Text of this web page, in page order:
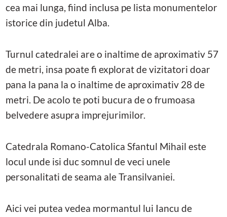
cea mai lunga, fiind inclusa pe lista monumentelor
istorice din judetul Alba.
Turnul catedralei are o inaltime de aproximativ 57
de metri, insa poate fi explorat de vizitatori doar
pana la pana la o inaltime de aproximativ 28 de
metri. De acolo te poti bucura de o frumoasa
belvedere asupra imprejurimilor.
Catedrala Romano-Catolica Sfantul Mihail este
locul unde isi duc somnul de veci unele
personalitati de seama ale Transilvaniei.
Aici vei putea vedea mormantul lui Iancu de